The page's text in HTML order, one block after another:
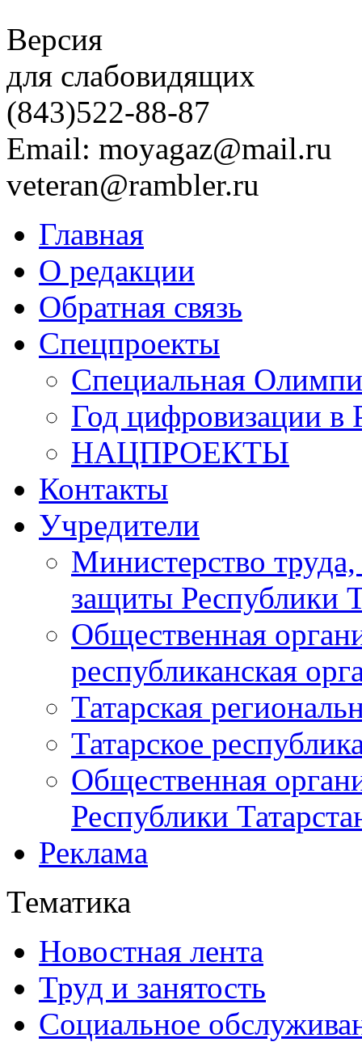
Версия
для слабовидящих
(843)522-88-87
Email: moyagaz@mail.ru
veteran@rambler.ru
Главная
О редакции
Обратная связь
Спецпроекты
Специальная
Год цифровизации в
НАЦПРОЕКТЫ
Контакты
Учредители
Министерство
защиты Республики
Общественная
республиканская
Татарская
Татарское
Общественная
Республики
Реклама
Тематика
Новостная лента
Труд и занятость
Социальное